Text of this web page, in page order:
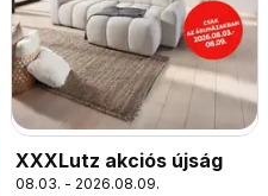
XXXLutz akciós újság
08.03. - 2026.08.09.